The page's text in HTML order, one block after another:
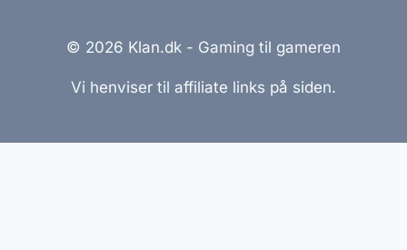
© 2026 Klan.dk - Gaming til gameren
Vi henviser til affiliate links på siden.